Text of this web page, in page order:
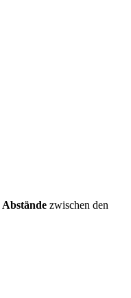
Abstände zwischen den